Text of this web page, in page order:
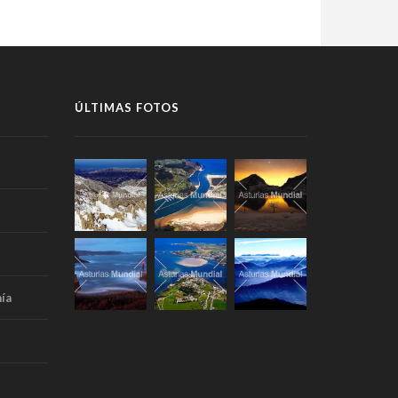
ÚLTIMAS FOTOS